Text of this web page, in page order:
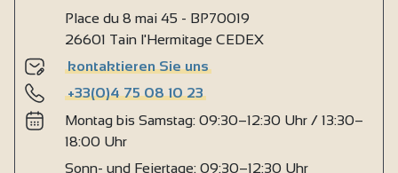
Place du 8 mai 45 - BP70019
26601 Tain l'Hermitage CEDEX
kontaktieren Sie uns
+33(0)4 75 08 10 23
Montag bis Samstag: 09:30–12:30 Uhr / 13:30–
18:00 Uhr
Sonn- und Feiertage: 09:30–12:30 Uhr